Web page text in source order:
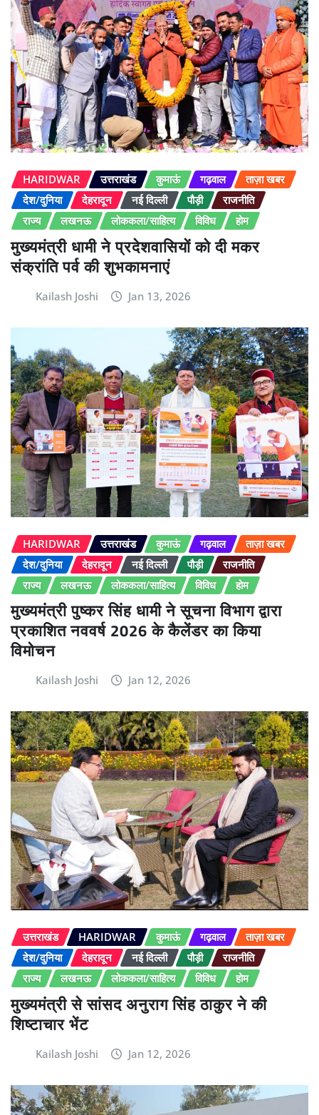
HARIDWAR उत्तराखंड कुमाऊं गढ़वाल
ताज़ा खबर
देश/दुनिया
देहरादून नई दिल्ली पौड़ी
राजनीति
राज्य
लखनऊ लोककला/साहित्य विविध होम
मुख्यमंत्री धामी ने प्रदेशवासियों को दी मकर
संक्रांति पर्व की शुभकामनाएं
Kailash Joshi Jan 13, 2026
HARIDWAR उत्तराखंड कुमाऊं गढ़वाल
ताज़ा खबर
देश/दुनिया
देहरादून नई दिल्ली पौड़ी
राजनीति
राज्य
लखनऊ लोककला/साहित्य विविध होम
मुख्यमंत्री पुष्कर सिंह धामी ने सूचना विभाग द्वारा
प्रकाशित नववर्ष 2026 के कैलेंडर का किया
विमोचन
Kailash Joshi Jan 12, 2026
उत्तराखंड HARIDWAR कुमाऊं गढ़वाल
ताज़ा खबर
देश/दुनिया
देहरादून नई दिल्ली पौड़ी
राजनीति
राज्य
लखनऊ लोककला/साहित्य विविध होम
मुख्यमंत्री से सांसद अनुराग सिंह ठाकुर ने की
शिष्टाचार भेंट
Kailash Joshi Jan 12, 2026